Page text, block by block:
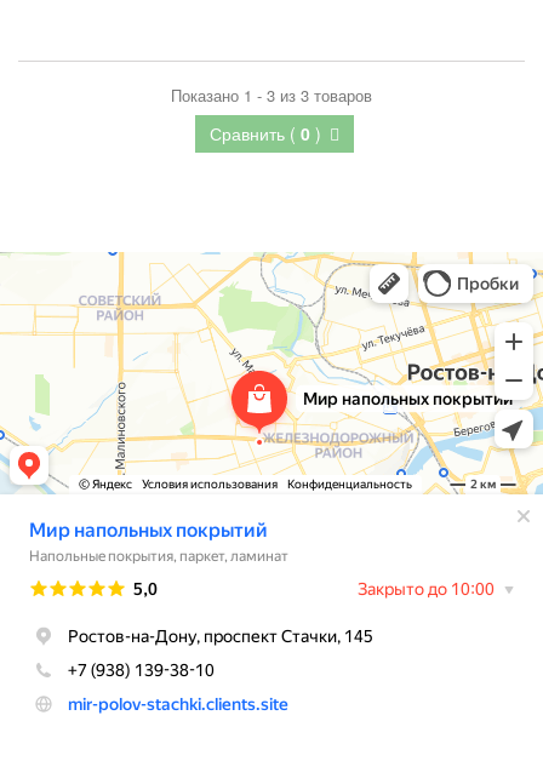
Сравнить ( 0 )
Показано 1 - 3 из 3 товаров